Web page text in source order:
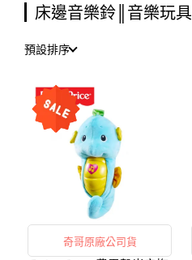
床邊音樂鈴║音樂玩具
預設排序
奇哥原廠公司貨